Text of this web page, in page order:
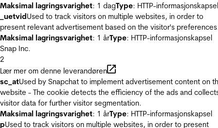
Maksimal lagringsvarighet: 1 dagType: HTTP-informasjonskapsel
_uetvidUsed to track visitors on multiple websites, in order to
present relevant advertisement based on the visitor's
Maksimal lagringsvarighet: 1 årType: HTTP-informasjonskapsel
Snap Inc.
2
Lær mer om denne leverandøren
sc_atUsed by Snapchat to implement advertisement content on
website - The cookie detects the efficiency of the ads and
visitor data for further visitor segmentation.
Maksimal lagringsvarighet: 1 årType: HTTP-informasjonskapsel
pUsed to track visitors on multiple websites, in order to present